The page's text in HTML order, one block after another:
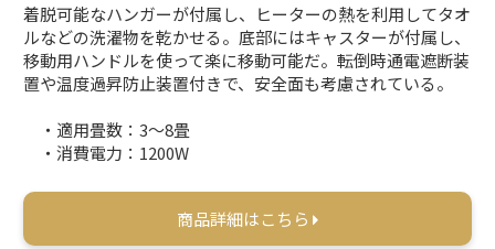
着脱可能なハンガーが付属し、ヒーターの熱を利用してタオ
ルなどの洗濯物を乾かせる。底部にはキャスターが付属し、
移動用ハンドルを使って楽に移動可能だ。転倒時通電遮断装
置や温度過昇防止装置付きで、安全面も考慮されている。
・適用畳数：3～8畳
・消費電力：1200W
商品詳細はこちら